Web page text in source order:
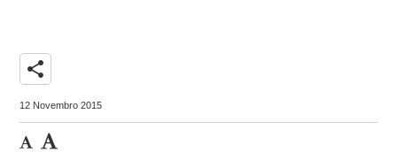
share
12 Novembro 2015